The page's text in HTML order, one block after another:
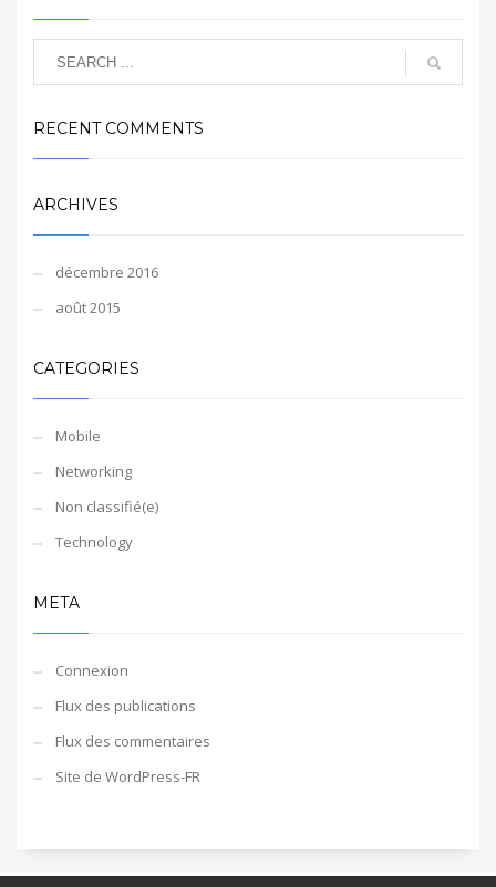
RECENT COMMENTS
ARCHIVES
décembre 2016
août 2015
CATEGORIES
Mobile
Networking
Non classifié(e)
Technology
META
Connexion
Flux des publications
Flux des commentaires
Site de WordPress-FR